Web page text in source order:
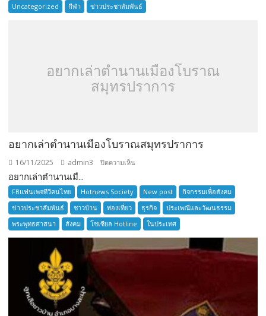
INTERNATIONAL
SENIOR
Uncategorized กีฬา ข่าวประชาสัมพันธ์
อยากเล่าตำนานเมืองโบราณ
สมุทรปราการ
อยากเล่าตำนานเมืองโบราณสมุทรปราการ
16/11/2025 admin3 ปิดความเห็น
เล่า
ตำนาน
เมือง
โบราณ
สมุทรปราการ
อยากเล่าตำนานเมื...
FBแฟนเพจทีวีคนไทย Hotnews Society New post
กิจกรรมเพื่อสังคม
ข่าวประชาสัมพันธ์
ชาวบ้าน ท่องเที่ยว ธุรกิจ
ประเพณีและวัฒนธรรม
พระพุทธศาสนา
สังคม โซเซียล Hotline ในประเทศ